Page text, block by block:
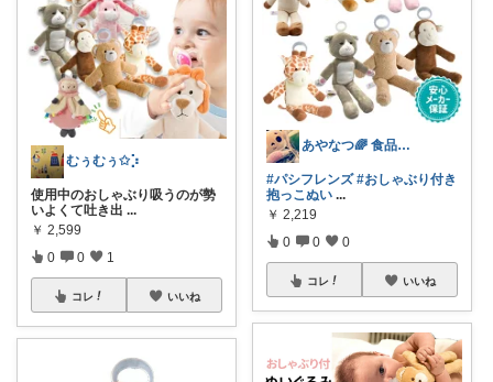
むぅむぅ✩︎⡱
使用中のおしゃぶり吸うのが勢
いよくて吐き出 ...
￥ 2,599
0 0 1
コレ いいね
あやなつ🌈 食品・雑貨・ファミリー
#パシフレンズ #おしゃぶり付き
抱っこぬい ...
￥ 2,219
0 0 0
コレ いいね